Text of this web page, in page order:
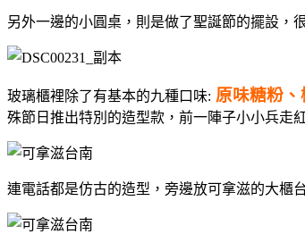
另外一邊的小圓桌，則是做了聖誕節的擺設，
玻璃櫃裡除了有基本的九種口味: 原味糖粉
殊節日推出特別的造型款，前一陣子小小兵走
連電話都是仿古的造型，旁邊放可拿滋的大櫃